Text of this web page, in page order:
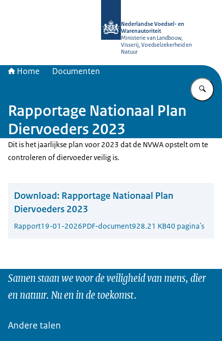
Nederlandse Voedsel- en
Warenautoriteit
Ministerie van Landbouw,
Visserij, Voedselzekerheid en
Natuur
Home Documenten
Rapportage Nationaal Plan
Diervoeders 2023
Dit is het jaarlijkse plan voor 2023 dat de NVWA opstelt om te
controleren of diervoeder veilig is.
Download: Rapportage Nationaal Plan
Diervoeders 2023
Rapport19-01-2026PDF-document928.21 KB40 pagina's
Samen staan we voor de veiligheid van mens, dier
en natuur. Nu en in de toekomst.
Andere talen